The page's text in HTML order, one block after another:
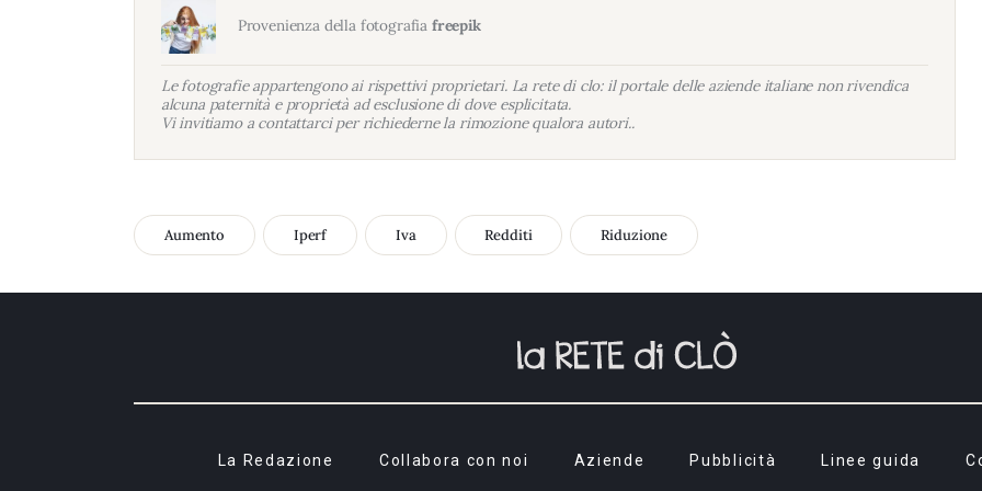
Provenienza della fotografia freepik
Le fotografie appartengono ai rispettivi proprietari. La rete di clo: il portale delle aziende italiane non rivendica
alcuna paternità e proprietà ad esclusione di dove esplicitata.
Vi invitiamo a contattarci per richiederne la rimozione qualora autori..
Aumento Iperf Iva Redditi Riduzione
La Redazione Collabora con noi Aziende Pubblicità Linee guida